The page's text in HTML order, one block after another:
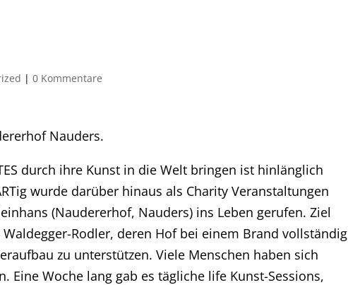
|0 Kommentare
Nauders.
durch ihre Kunst in die Welt bringen ist hinlänglich
wurde darüber hinaus als Charity Veranstaltungen
(Naudererhof, Nauders) ins Leben gerufen. Ziel
Rodler, deren Hof bei einem Brand vollständig
zu unterstützen. Viele Menschen haben sich
Eine Woche lang gab es tägliche life Kunst-Sessions,